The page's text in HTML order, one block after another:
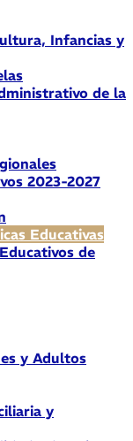
Infancias y
de la
2023-2027
Educativas
de
y Adultos
y